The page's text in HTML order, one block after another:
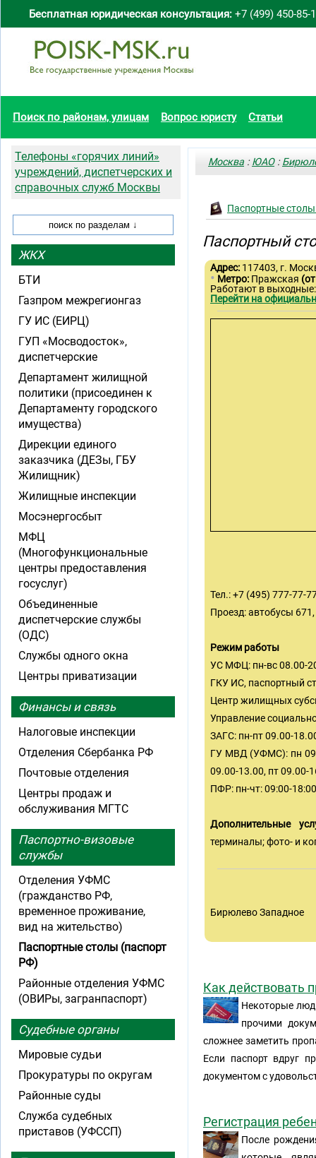
Бесплатная юридическая консультация: +7 (499) 450-85-
Поиск по районам, улицам Вопрос юристу Статьи
Москва :ЮАО:
Паспортные
Паспортный
Адрес: 117403, г.
• Метро: Пражская
Работают в
Перейти на
Тел.: +7 (495) 777-77-
Проезд: автобусы
Режим работы
УС МФЦ: пн-вс 08.00-
ГКУ ИС, паспортный
Центр жилищных
Управление
ЗАГС: пн-пт 09.00-
ГУ МВД (УФМС): пн
09.00-13.00, пт 09.00-
ПФР: пн-чт: 09:00-
Дополнительные
терминалы; фото- и
Бирюлево Западное
Как действовать
Некоторые
прочими
сложнее заметить
Если паспорт вдруг
документом с
Регистрация
После
Телефоны «горячих линий»
учреждений, диспетчерских и
справочных служб Москвы
ЖКХ
БТИ
Газпром межрегионгаз
ГУ ИС (ЕИРЦ)
ГУП «Мосводосток»,
диспетчерские
Департамент жилищной
политики (присоединен к
Департаменту городского
имущества)
Дирекции единого
заказчика (ДЕЗы, ГБУ
Жилищник)
Жилищные инспекции
Мосэнергосбыт
МФЦ
(Многофункциональные
центры предоставления
госуслуг)
Объединенные
диспетчерские службы
(ОДС)
Службы одного окна
Центры приватизации
Финансы и связь
Налоговые инспекции
Отделения Сбербанка РФ
Почтовые отделения
Центры продаж и
обслуживания МГТС
Паспортно-визовые
службы
Отделения УФМС
(гражданство РФ,
временное проживание,
вид на жительство)
Паспортные столы (паспорт
РФ)
Районные отделения УФМС
(ОВИРы, загранпаспорт)
Судебные органы
Мировые судьи
Прокуратуры по округам
Районные суды
Служба судебных
приставов (УФССП)